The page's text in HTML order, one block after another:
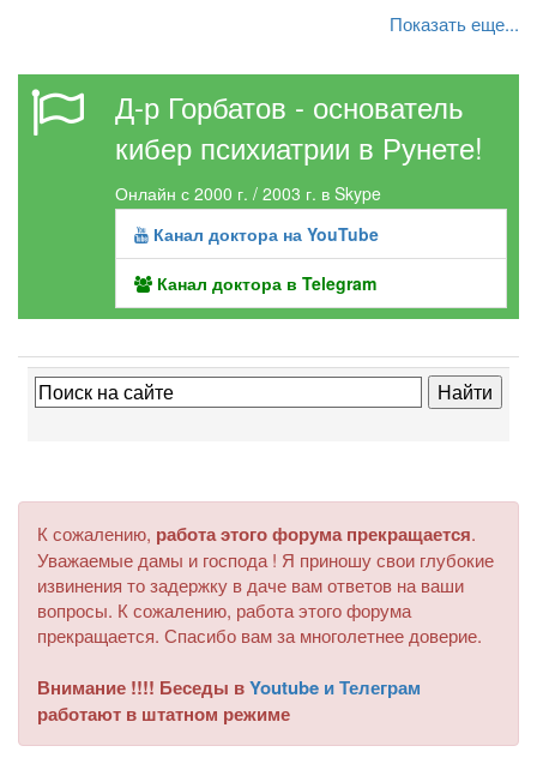
Показать еще...
Д-р Горбатов - основатель
кибер психиатрии в Рунете!
Онлайн с 2000 г. / 2003 г. в Skype
Канал доктора на YouTube
Канал доктора в Telegram
К сожалению, работа этого форума прекращается.
Уважаемые дамы и господа ! Я приношу свои глубокие
извинения то задержку в даче вам ответов на ваши
вопросы. К сожалению, работа этого форума
прекращается. Спасибо вам за многолетнее доверие.
Внимание !!!! Беседы вYoutube и Телеграм
работают в штатном режиме